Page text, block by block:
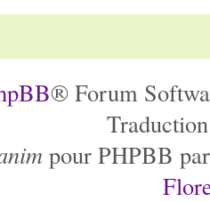
® Forum
pour PHPBB